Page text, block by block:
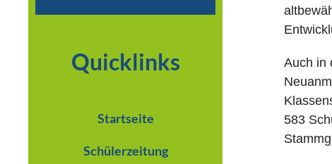
Auch in
583
Quicklinks
Startseite
Schülerzeitung